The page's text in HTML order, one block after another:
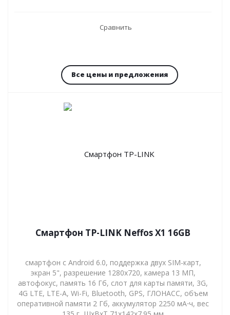
Сравнить
Все цены и предложения
Смартфон TP-LINK Neffos X1 16GB
смартфон с Android 6.0, поддержка двух SIM-карт,
экран 5", разрешение 1280x720, камера 13 МП,
автофокус, память 16 Гб, слот для карты памяти, 3G,
4G LTE, LTE-A, Wi-Fi, Bluetooth, GPS, ГЛОНАСС, объем
оперативной памяти 2 Гб, аккумулятор 2250 мА⋅ч, вес